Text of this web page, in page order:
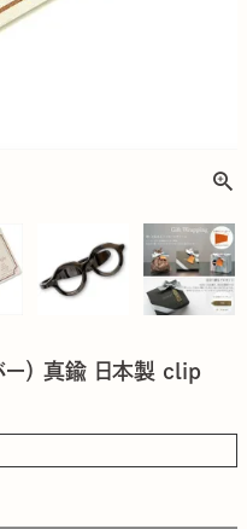
ー） 真鍮 日本製 clip